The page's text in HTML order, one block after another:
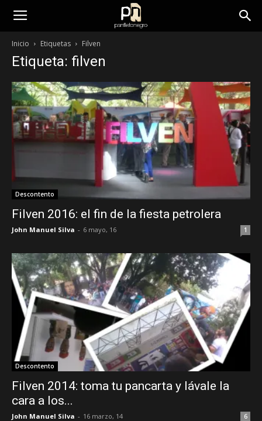
panfletonegro
Inicio Etiquetas Filven
Etiqueta: filven
Descontento
Filven 2016: el fin de la fiesta petrolera
John Manuel Silva - 6 mayo, 16 1
Descontento
Filven 2014: toma tu pancarta y lávale la
cara a los...
John Manuel Silva - 16 marzo, 14 6